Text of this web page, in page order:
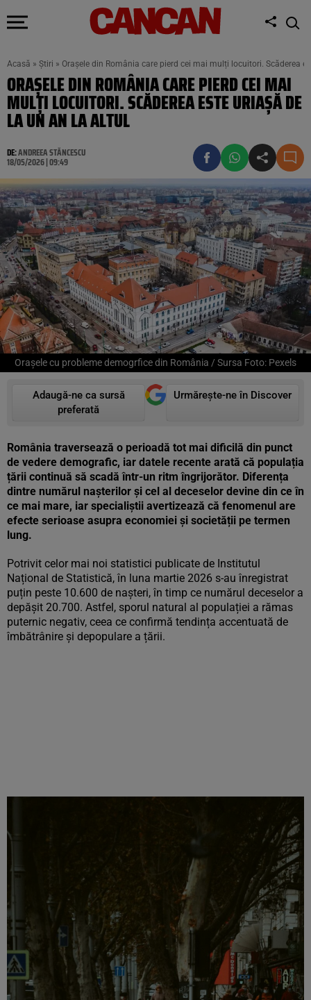
Acasă » Știri » Orașele din România care pierd cei mai mulți locuitori. Scăderea
ORAȘELE DIN ROMÂNIA CARE PIERD CEI MAI
MULȚI LOCUITORI. SCĂDEREA ESTE URIAȘĂ DE
LA UN AN LA ALTUL
DE:ANDREEA STĂNCESCU
18/05/2026 | 09:49
Orașele cu probleme demogrfice din România / Sursa Foto: Pexels
Adaugă-ne ca sursă
preferată
Urmărește-ne în Discover
România traversează o perioadă tot mai dificilă din punct
de vedere demografic, iar datele recente arată că populația
țării continuă să scadă într-un ritm îngrijorător. Diferența
dintre numărul nașterilor și cel al deceselor devine din ce în
ce mai mare, iar specialiștii avertizează că fenomenul are
efecte serioase asupra economiei și societății pe termen
lung.
Potrivit celor mai noi statistici publicate de Institutul
Național de Statistică, în luna martie 2026 s-au înregistrat
puțin peste 10.600 de nașteri, în timp ce numărul deceselor a
depășit 20.700. Astfel, sporul natural al populației a rămas
puternic negativ, ceea ce confirmă tendința accentuată de
îmbătrânire și depopulare a țării.